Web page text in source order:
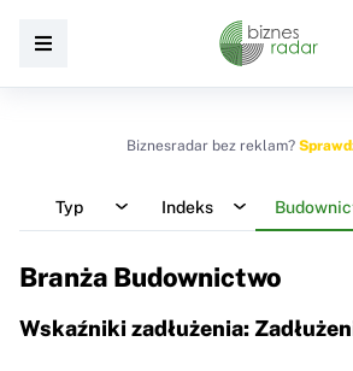
Biznesradar bez reklam?
Typ Indeks
Branża Budownictwo
Wskaźniki zadłużenia: